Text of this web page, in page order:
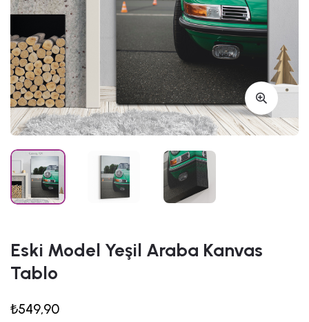
Eski Model Yeşil Araba Kanvas
Tablo
₺549,90